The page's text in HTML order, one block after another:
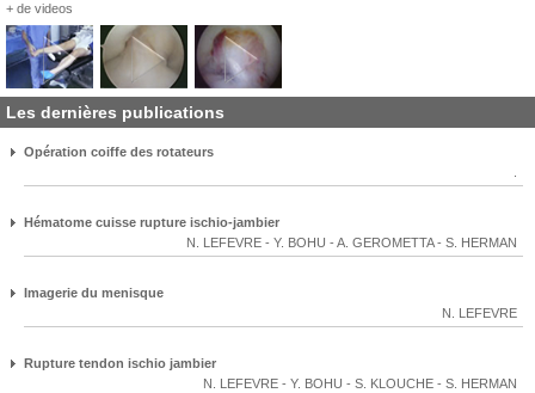
+ de videos
Les dernières publications
Opération coiffe des rotateurs
Hématome cuisse rupture ischio-jambier
N. LEFEVRE - Y. BOHU - A. GEROMETTA- S. HERMAN
Imagerie du menisque
N. LEFEVRE
Rupture tendon ischio jambier
N. LEFEVRE - Y. BOHU - S. KLOUCHE - S. HERMAN